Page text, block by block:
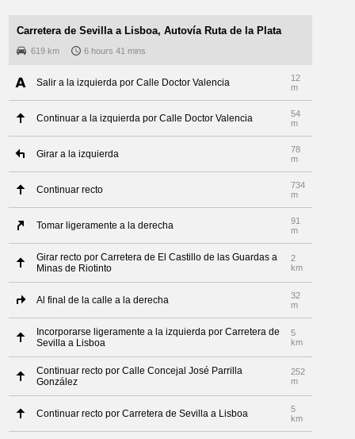
Carretera de Sevilla a Lisboa, Autovía Ruta de la Plata
619 km 6 hours 41 mins
Salir a la izquierda por Calle Doctor Valencia
12
m
Continuar a la izquierda por Calle Doctor Valencia
54
m
Girar a la izquierda
78
m
Continuar recto
734
m
Tomar ligeramente a la derecha
91
m
Girar recto por Carretera de El Castillo de las Guardas a
Minas de Riotinto
2
km
Al final de la calle a la derecha
32
m
Incorporarse ligeramente a la izquierda por Carretera de
Sevilla a Lisboa
5
km
Continuar recto por Calle Concejal José Parrilla
González
252
m
Continuar recto por Carretera de Sevilla a Lisboa
5
km